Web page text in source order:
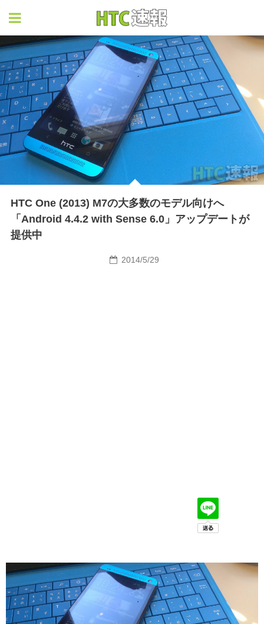
HTC One (2013) M7の大多数のモデル向けへ
「Android 4.4.2 with Sense 6.0」アップデートが
提供中
2014/5/29